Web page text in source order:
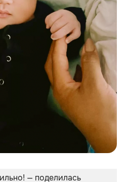
— поделилась